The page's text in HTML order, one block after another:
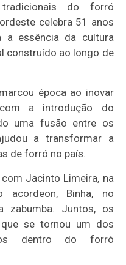
do forró
celebra 51 anos
a essência da cultura
construído ao longo de
época ao inovar
a introdução do
uma fusão entre os
a transformar a
de forró no país.
Jacinto Limeira, na
Binha, no
zabumba. Juntos, os
se tornou um dos
dentro do forró